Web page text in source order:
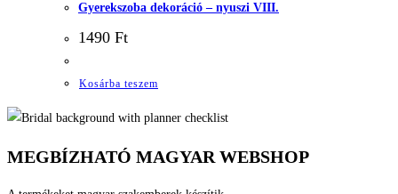
Gyerekszoba dekoráció – nyuszi VIII.
1490 Ft
Kosárba teszem
MEGBÍZHATÓ MAGYAR WEBSHOP